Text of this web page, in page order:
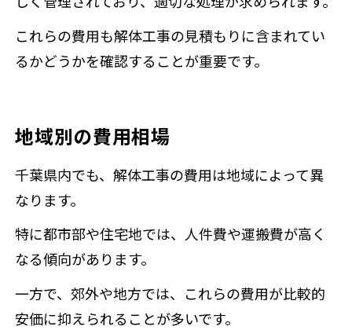
これらの費用も解体工事の見積もりに含まれてい
るかどうかを確認することが重要です。
地域別の費用相場
千葉県内でも、解体工事の費用は地域によって異
なります。
特に都市部や住宅地では、人件費や運搬費が高く
なる傾向があります。
一方で、郊外や地方では、これらの費用が比較的
安価に抑えられることが多いです。